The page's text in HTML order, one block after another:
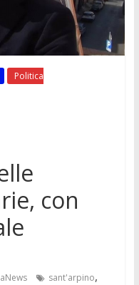
Politica
con
sant'arpino,